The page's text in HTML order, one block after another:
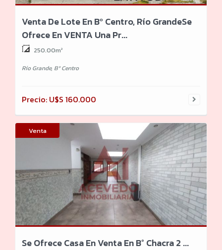
Venta De Lote En Bº Centro, Río GrandeSe
Ofrece En VENTA Una Pr...
250.00m²
Río Grande, Bº Centro
Precio: U$S 160.000
Venta
Se Ofrece Casa En Venta En B° Chacra 2 ...